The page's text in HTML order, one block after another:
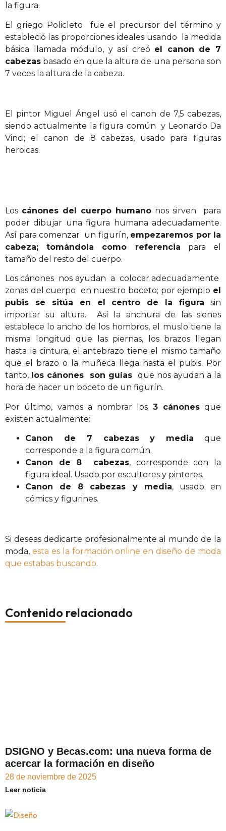
la figura.
El griego Policleto fue el precursor del término y
estableció las proporciones ideales usando la medida
básica llamada módulo, y así creó el canon de 7
cabezas basado en que la altura de una persona son
7 veces la altura de la cabeza.
El pintor Miguel Ángel usó el canon de 7,5 cabezas,
siendo actualmente la figura común y Leonardo Da
Vinci; el canon de 8 cabezas, usado para figuras
heroicas.
Los cánones del cuerpo humano nos sirven para
poder dibujar una figura humana adecuadamente.
Así para comenzar un figurín, empezaremos por la
cabeza; tomándola como referencia para el
tamaño del resto del cuerpo.
Los cánones nos ayudan a colocar adecuadamente
zonas del cuerpo en nuestro boceto; por ejemplo el
pubis se sitúa en el centro de la figura sin
importar su altura. Así la anchura de las sienes
establece lo ancho de los hombros, el muslo tiene la
misma longitud que las piernas, los brazos llegan
hasta la cintura, el antebrazo tiene el mismo tamaño
que el brazo o la muñeca llega hasta el pubis. Por
tanto, los cánones son guías que nos ayudan a la
hora de hacer un boceto de un figurín.
Por último, vamos a nombrar los 3 cánonesque
existen actualmente:
Canon de 7 cabezas y media que
corresponde a la figura común.
Canon de 8 cabezas, corresponde con la
figura ideal. Usado por escultores y pintores.
Canon de 8 cabezas y media, usado en
cómics y figurines.
Si deseas dedicarte profesionalmente al mundo de la
moda, esta es la formación online en diseño de moda
que estabas buscando.
Contenido relacionado
DSIGNO y Becas.com: una nueva forma de
acercar la formación en diseño
28 de noviembre de 2025
Leer noticia